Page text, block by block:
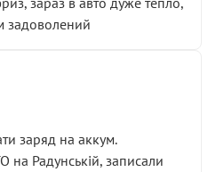
задоволений
заряд на аккум.
на Радунській, записали